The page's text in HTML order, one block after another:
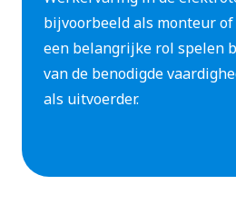
bijvoorbeeld als monteur
een belangrijke rol spelen
van de benodigde
als uitvoerder.